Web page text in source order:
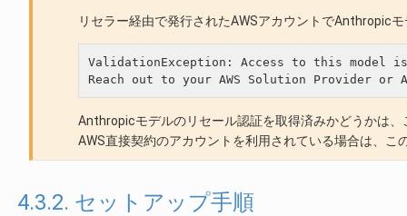
リセラー経由で発行されたAWSアカウントでAnthropic
ValidationException: Access to this model
Anthropicモデルのリセール認証を取得済みかどうかは
AWS直接契約のアカウントを利用されている場合は、こ
4.3.2. セットアップ手順